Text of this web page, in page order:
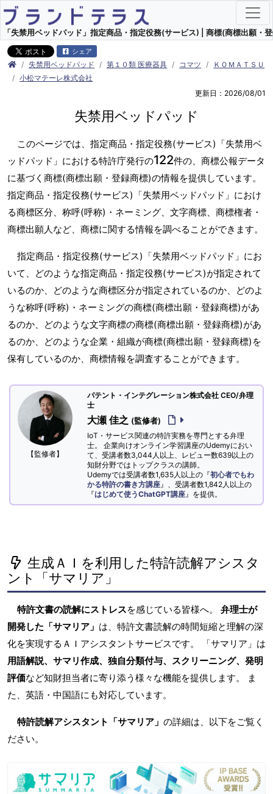
「失禁用ベッドパッド」指定商品・指定役務(サービス) | 商標(商標出願・
シェア
失禁用ベッドパッド 第１０類 医療器具 コマツ
ＫＯＭＡＴＳＵ
小松マテーレ株式会社
更新日：2026/08/01
失禁用ベッドパッド
このページでは、指定商品・指定役務(サービス)「失禁用ベ
ッドパッド」における特許庁発行の122件の、商標公報データ
に基づく商標(商標出願・登録商標)の情報を提供しています。
指定商品・指定役務(サービス)「失禁用ベッドパッド」におけ
る商標区分、称呼(呼称)・ネーミング、文字商標、商標権者・
商標出願人など、商標に関する情報を調べることができます。
指定商品・指定役務(サービス)「失禁用ベッドパッド」にお
いて、どのような指定商品・指定役務(サービス)が指定されて
いるのか、どのような商標区分が指定されているのか、どのよ
うな称呼(呼称)・ネーミングの商標(商標出願・登録商標)があ
るのか、どのような文字商標の商標(商標出願・登録商標)があ
るのか、どのような企業・組織が商標(商標出願・登録商標)を
保有しているのか、商標情報を調査することができます。
【監修者】
パテント・インテグレーション株式会社 CEO/弁理
士
大瀬 佳之 (監修者)
IoT・サービス関連の特許実務を専門とする弁理
士。 企業向けオンライン学習講座のUdemyにおい
て、受講者数3,044人以上、レビュー数639以上の
知財分野ではトップクラスの講師。
Udemyでは受講者数1,635人以上の『初心者でもわ
かる特許の書き方講座 』、受講者数1,842人以上の
『はじめて使うChatGPT講座 』を提供。
生成ＡＩを利用した特許読解アシスタ
ント「サマリア」
特許文書の読解にストレスを感じている皆様へ。 弁理士が
開発した「サマリア」 は、特許文書読解の時間短縮と理解の深
化を実現するＡＩアシスタントサービスです。 「サマリア」は
用語解説、サマリ作成、独自分類付与、スクリーニング、発明
評価など知財担当者に寄り添う様々な機能を提供します。 ま
た、英語・中国語にも対応しています。
特許読解アシスタント「サマリア」 の詳細は、以下をご覧く
ださい。